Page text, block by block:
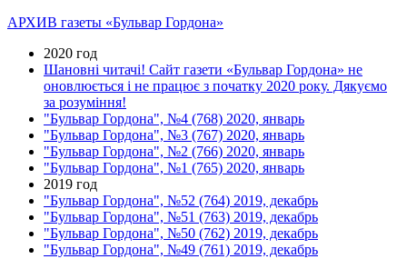
АРХИВ газеты «Бульвар Гордона»
2020 год
Шановні читачі! Сайт газети «Бульвар Гордона» не
оновлюється і не працює з початку 2020 року. Дякуємо
за розуміння!
"Бульвар Гордона", №4 (768) 2020, январь
"Бульвар Гордона", №3 (767) 2020, январь
"Бульвар Гордона", №2 (766) 2020, январь
"Бульвар Гордона", №1 (765) 2020, январь
2019 год
"Бульвар Гордона", №52 (764) 2019, декабрь
"Бульвар Гордона", №51 (763) 2019, декабрь
"Бульвар Гордона", №50 (762) 2019, декабрь
"Бульвар Гордона", №49 (761) 2019, декабрь